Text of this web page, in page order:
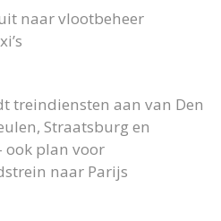
naar vlootbeheer
treindiensten aan van Den
Straatsburg en
ook plan voor
naar Parijs